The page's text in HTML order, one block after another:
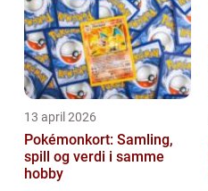
13 april 2026
Pokémonkort: Samling,
spill og verdi i samme
hobby